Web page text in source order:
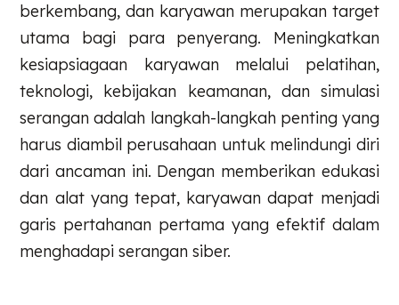
berkembang, dan karyawan merupakan target
utama bagi para penyerang. Meningkatkan
kesiapsiagaan karyawan melalui pelatihan,
teknologi, kebijakan keamanan, dan simulasi
serangan adalah langkah-langkah penting yang
harus diambil perusahaan untuk melindungi diri
dari ancaman ini. Dengan memberikan edukasi
dan alat yang tepat, karyawan dapat menjadi
garis pertahanan pertama yang efektif dalam
menghadapi serangan siber.